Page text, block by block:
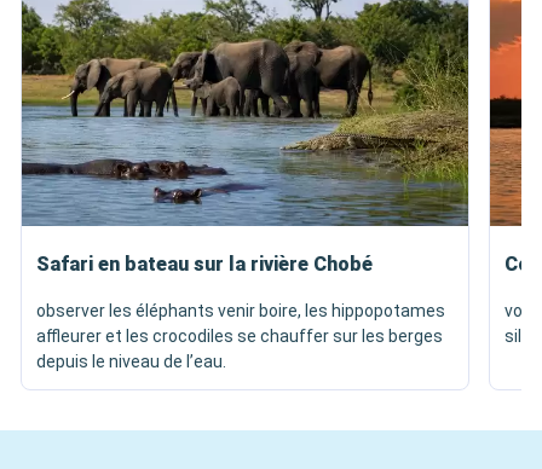
Safari en bateau sur la rivière Chobé
observer les éléphants venir boire, les hippopotames
affleurer et les crocodiles se chauffer sur les berges
depuis le niveau de l’eau.
voir